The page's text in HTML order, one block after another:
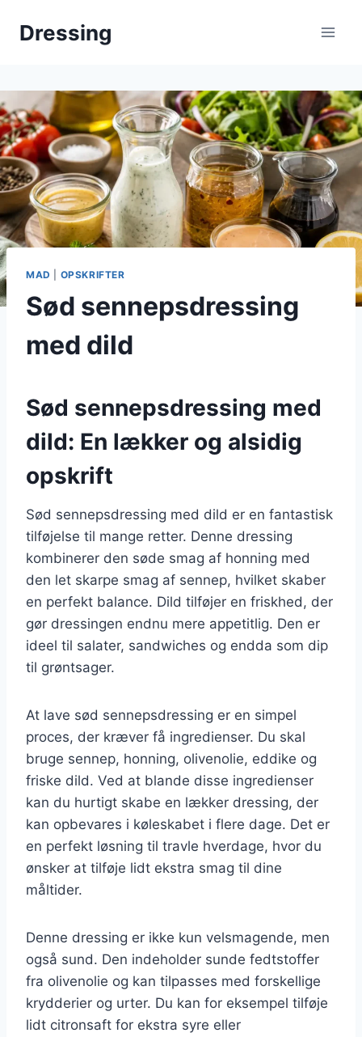
Dressing
MAD OPSKRIFTER
Sød sennepsdressing
med dild
Sød sennepsdressing med
dild: En lækker og alsidig
opskrift
Sød sennepsdressing med dild er en fantastisk
tilføjelse til mange retter. Denne dressing
kombinerer den søde smag af honning med
den let skarpe smag af sennep, hvilket skaber
en perfekt balance. Dild tilføjer en friskhed, der
gør dressingen endnu mere appetitlig. Den er
ideel til salater, sandwiches og endda som dip
til grøntsager.
At lave sød sennepsdressing er en simpel
proces, der kræver få ingredienser. Du skal
bruge sennep, honning, olivenolie, eddike og
friske dild. Ved at blande disse ingredienser
kan du hurtigt skabe en lækker dressing, der
kan opbevares i køleskabet i flere dage. Det er
en perfekt løsning til travle hverdage, hvor du
ønsker at tilføje lidt ekstra smag til dine
måltider.
Denne dressing er ikke kun velsmagende, men
også sund. Den indeholder sunde fedtstoffer
fra olivenolie og kan tilpasses med forskellige
krydderier og urter. Du kan for eksempel tilføje
lidt citronsaft for ekstra syre eller